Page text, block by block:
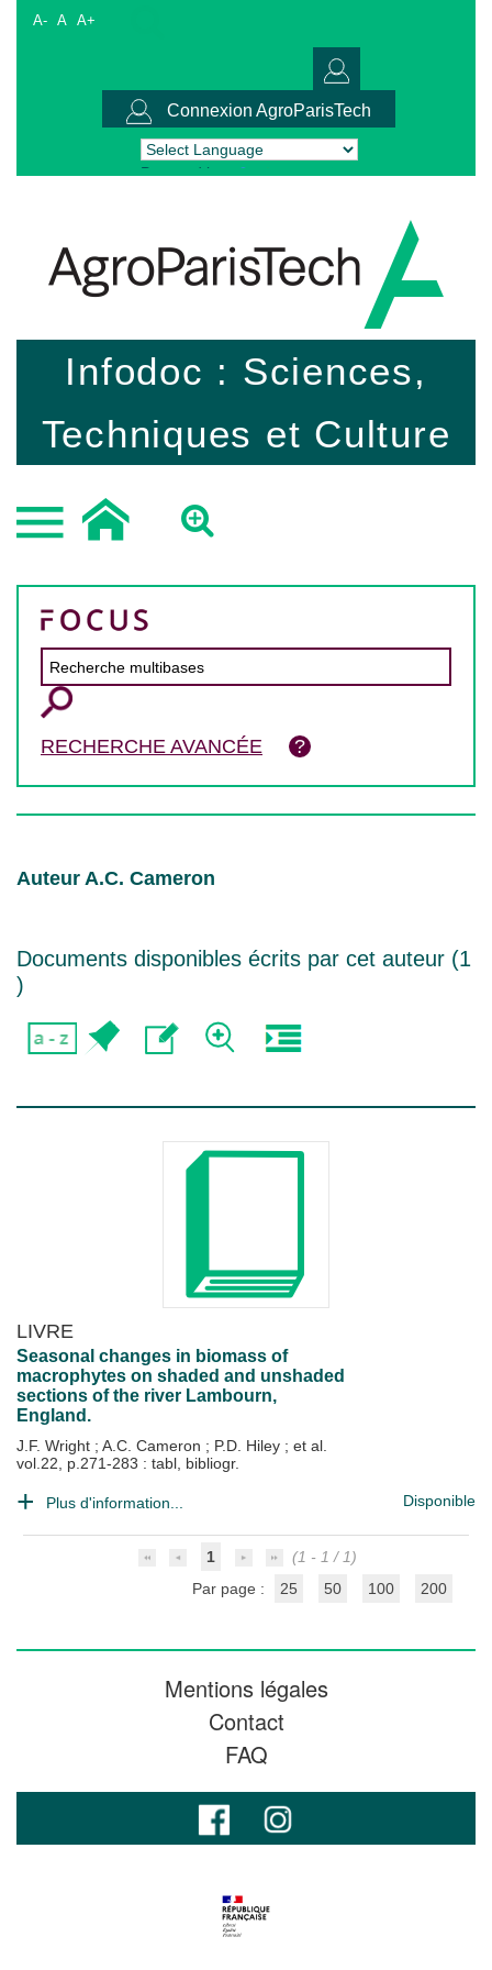
A- A A+
Connexion AgroParisTech
Powered by Translate
Infodoc : Sciences,
Techniques et Culture
RECHERCHE AVANCÉE
Auteur A.C. Cameron
Documents disponibles écrits par cet auteur (1
)
LIVRE
Seasonal changes in biomass of
macrophytes on shaded and unshaded
sections of the river Lambourn,
England.
J.F. Wright ; A.C. Cameron ; P.D. Hiley ; et al.
vol.22, p.271-283 : tabl, bibliogr.
Plus d'information... Disponible
1
(1 - 1 / 1)
Par page :
25 50 100 200
Mentions légales
Contact
FAQ